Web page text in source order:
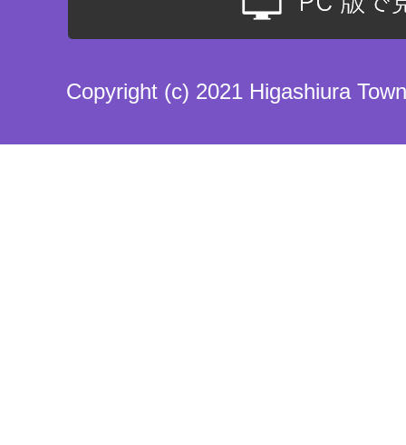
Copyright (c) 2021 Higashiura